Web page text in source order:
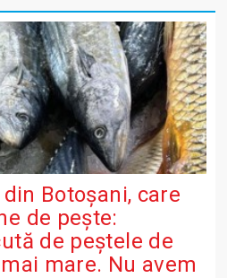
Botoşani, care
de peşte:
de peştele de
mare. Nu avem